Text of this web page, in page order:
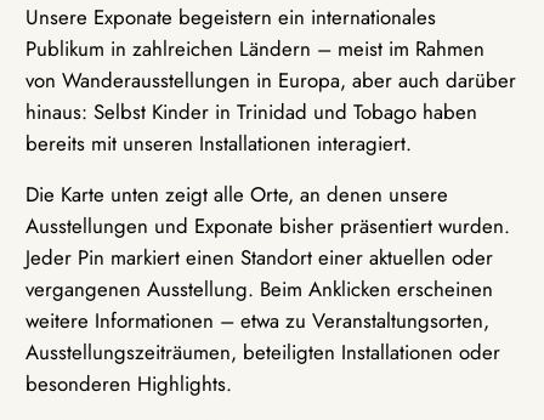
Unsere Exponate begeistern ein internationales
Publikum in zahlreichen Ländern – meist im Rahmen
von Wanderausstellungen in Europa, aber auch darüber
hinaus: Selbst Kinder in Trinidad und Tobago haben
bereits mit unseren Installationen interagiert.
Die Karte unten zeigt alle Orte, an denen unsere
Ausstellungen und Exponate bisher präsentiert wurden.
Jeder Pin markiert einen Standort einer aktuellen oder
vergangenen Ausstellung. Beim Anklicken erscheinen
weitere Informationen – etwa zu Veranstaltungsorten,
Ausstellungszeiträumen, beteiligten Installationen oder
besonderen Highlights.